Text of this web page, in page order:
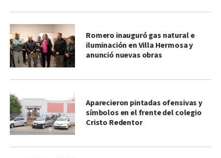
Romero inauguró gas natural e
iluminación en Villa Hermosa y
anunció nuevas obras
Aparecieron pintadas ofensivas y
símbolos en el frente del colegio
Cristo Redentor